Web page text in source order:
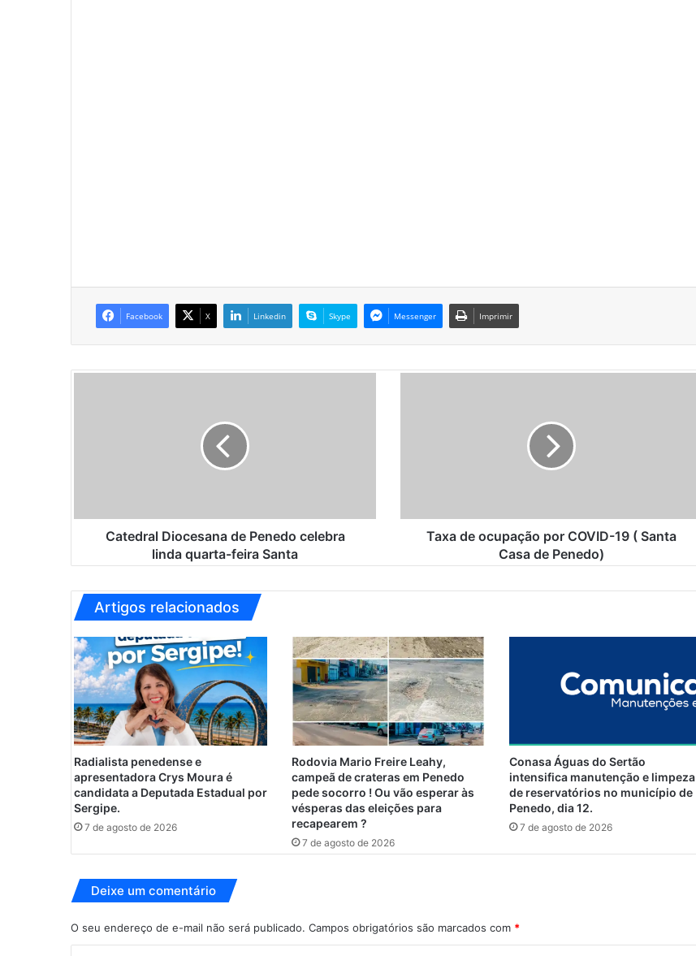
Facebook X Linkedin Skype Messenger Imprimir
D
c
s
a
n
a
d
e
P
e
n
e
d
o
c
e
e
r
l
i
Catedral Diocesana de Penedo celebra
linda quarta-feira Santa
u
ç
o
r
C
O
V
I
D
1
9
(
n
a
s
Taxa de ocupação por COVID-19 ( Santa
Casa de Penedo)
Artigos relacionados
Radialista penedense e
apresentadora Crys Moura é
candidata a Deputada Estadual por
Sergipe.
7 de agosto de 2026
Rodovia Mario Freire Leahy,
campeã de crateras em Penedo
pede socorro ! Ou vão esperar às
vésperas das eleições para
recapearem ?
7 de agosto de 2026
Conasa Águas do Sertão
intensifica manutenção e limpeza
de reservatórios no município de
Penedo, dia 12.
7 de agosto de 2026
Deixe um comentário
O seu endereço de e-mail não será publicado. Campos obrigatórios são marcados com *